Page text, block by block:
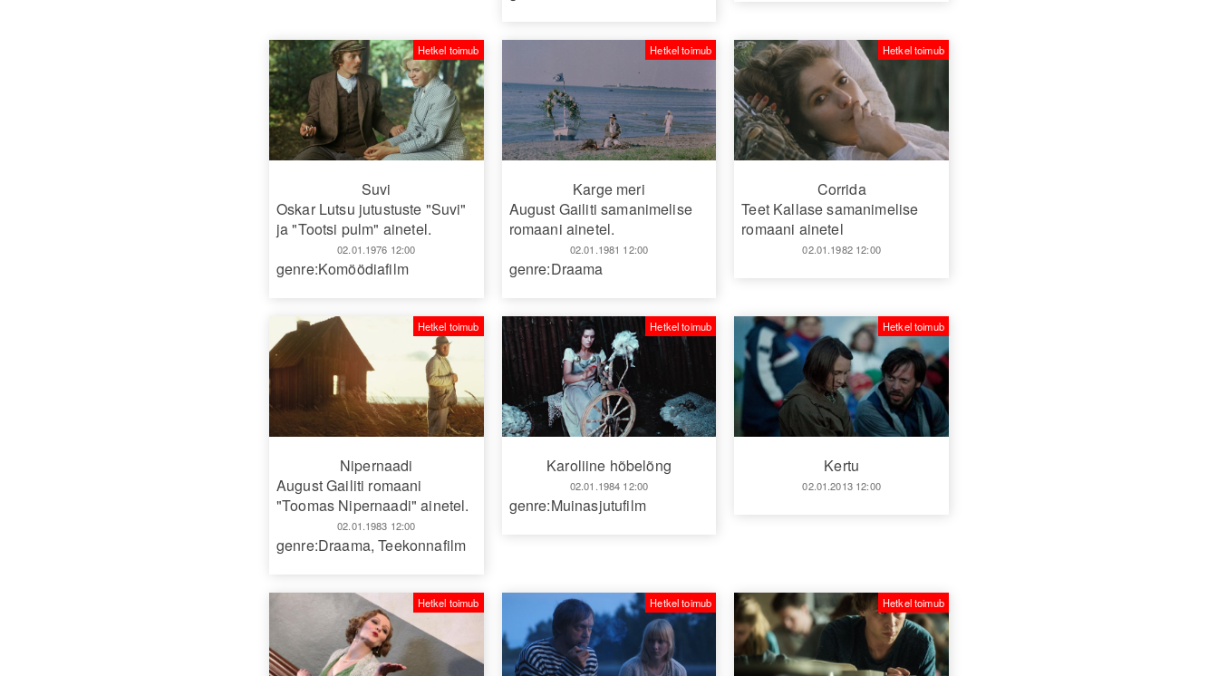
Suvi
Oskar Lutsu jutustuste "Suvi"
ja "Tootsi pulm" ainetel.
02.01.1976 12:00
Hetkel toimub
genre:Komöödiafilm
Karge meri
August Gailiti samanimelise
romaani ainetel.
02.01.1981 12:00
Hetkel toimub
genre:Draama
Corrida
Teet Kallase samanimelise
romaani ainetel
02.01.1982 12:00
Hetkel toimub
Nipernaadi
August Gailiti romaani
"Toomas Nipernaadi" ainetel.
02.01.1983 12:00
Hetkel toimub
genre:Draama,Teekonnafilm
Karoliine hõbelõng
02.01.1984 12:00
Hetkel toimub
genre:Muinasjutufilm
Kertu
02.01.2013 12:00
Hetkel toimub
Hetkel toimub Hetkel toimub Hetkel toimub